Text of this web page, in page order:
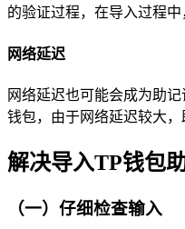
的验证过程，在导入过程
网络延迟
网络延迟也可能会成为助
钱包，由于网络延迟较大
解决导入TP钱包
（一）仔细检查输入